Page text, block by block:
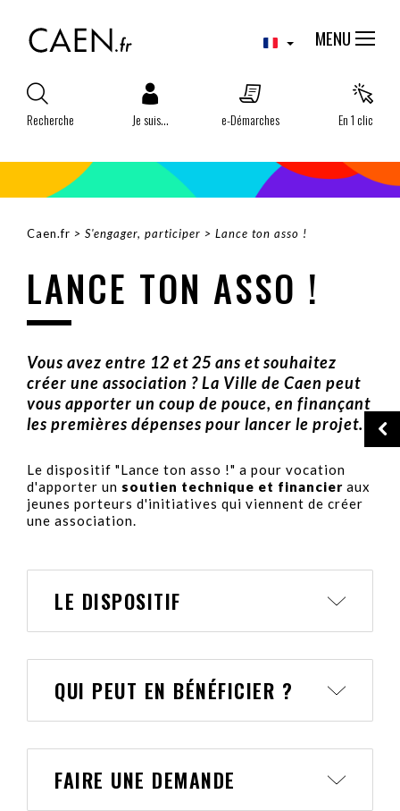
contenu
MENU
Recherche Je suis... e-Démarches En 1 clic
D'ARIANE
Caen.fr S'engager, participer Lance ton asso !
LANCE TON ASSO !
Vous avez entre 12 et 25 ans et souhaitez
créer une association ? La Ville de Caen peut
vous apporter un coup de pouce, en finançant
les premières dépenses pour lancer le projet.
Le dispositif "Lance ton asso !" a pour vocation
d'apporter un soutien technique et financier aux
jeunes porteurs d'initiatives qui viennent de créer
une association.
LE DISPOSITIF
QUI PEUT EN BÉNÉFICIER ?
FAIRE UNE DEMANDE